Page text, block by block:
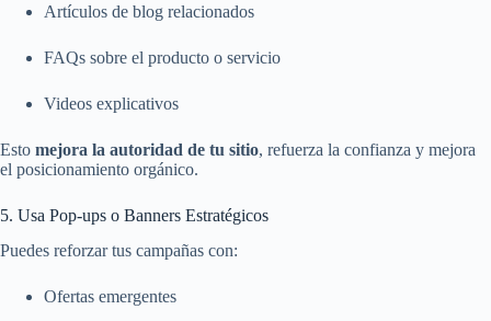
Artículos de blog relacionados
FAQs sobre el producto o servicio
Videos explicativos
Esto mejora la autoridad de tu sitio, refuerza la confianza y mejora
el posicionamiento orgánico.
5. Usa Pop-ups o Banners Estratégicos
Puedes reforzar tus campañas con:
Ofertas emergentes